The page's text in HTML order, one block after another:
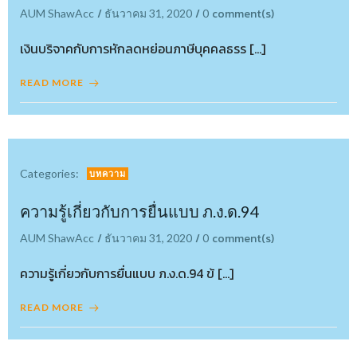
AUM ShawAcc / ธันวาคม 31, 2020 /0 comment(s)
เงินบริจาคกับการหักลดหย่อนภาษีบุคคลธรร […]
READ MORE
Categories: บทความ
ความรู้เกี่ยวกับการยื่นแบบ ภ.ง.ด.94
AUM ShawAcc / ธันวาคม 31, 2020 /0 comment(s)
ความรู้เกี่ยวกับการยื่นแบบ ภ.ง.ด.94 ข้ […]
READ MORE